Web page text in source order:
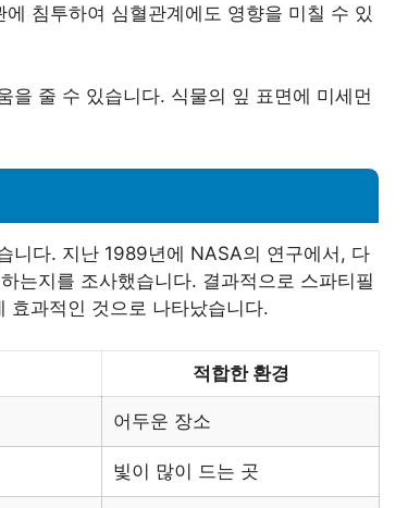
침투하여 심혈관계에도 영향을 미칠 수 있
을 줄 수 있습니다. 식물의 잎 표면에 미세먼
니다. 지난 1989년에 NASA의 연구에서, 다
는지를 조사했습니다. 결과적으로 스파티필
효과적인 것으로 나타났습니다.
적합한 환경
어두운 장소
빛이 많이 드는 곳